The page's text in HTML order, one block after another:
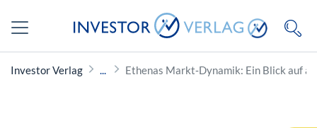
Investor Verlag Ethenas Markt‑Dynamik: Ein Blick auf